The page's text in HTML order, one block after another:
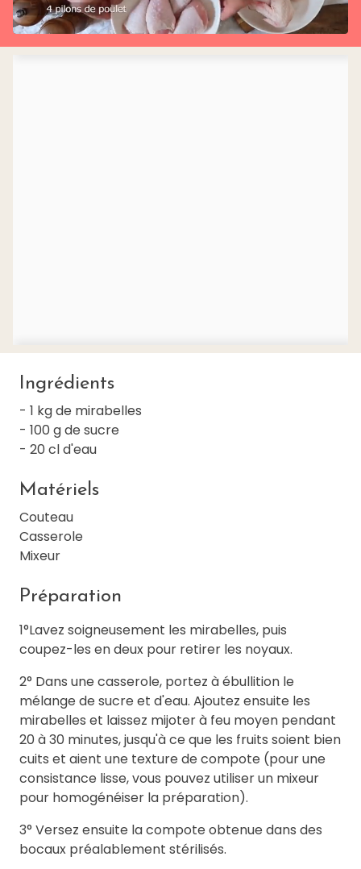
Ingrédients
- 1 kg de mirabelles
- 100 g de sucre
- 20 cl d'eau
Matériels
Couteau
Casserole
Mixeur
Préparation
1°Lavez soigneusement les mirabelles, puis
coupez-les en deux pour retirer les noyaux.
2° Dans une casserole, portez à ébullition le
mélange de sucre et d'eau. Ajoutez ensuite les
mirabelles et laissez mijoter à feu moyen pendant
20 à 30 minutes, jusqu'à ce que les fruits soient bien
cuits et aient une texture de compote (pour une
consistance lisse, vous pouvez utiliser un mixeur
pour homogénéiser la préparation).
3° Versez ensuite la compote obtenue dans des
bocaux préalablement stérilisés.